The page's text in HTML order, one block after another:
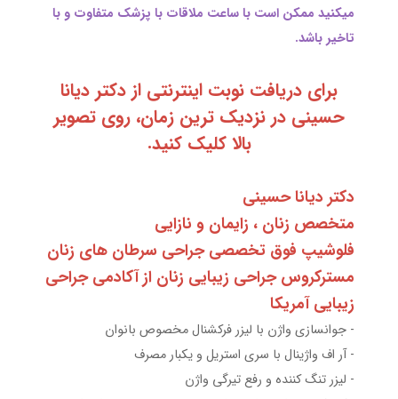
میکنید ممکن است با ساعت ملاقات با پزشک متفاوت و با
تاخیر باشد.
برای دریافت نوبت اینترنتی از دکتر دیانا
حسینی در نزدیک ترین زمان، روی تصویر
بالا کلیک کنید.
دکتر دیانا حسینی
متخصص زنان ، زایمان و نازایی
فلوشیپ فوق تخصصی جراحی سرطان های زنان
مسترکروس جراحی زیبایی زنان از آکادمی جراحی
زیبایی آمریکا
- جوانسازی واژن با لیزر فرکشنال مخصوص بانوان
- آر اف واژینال با سری استریل و یکبار مصرف
- لیزر تنگ کننده و رفع تیرگی واژن